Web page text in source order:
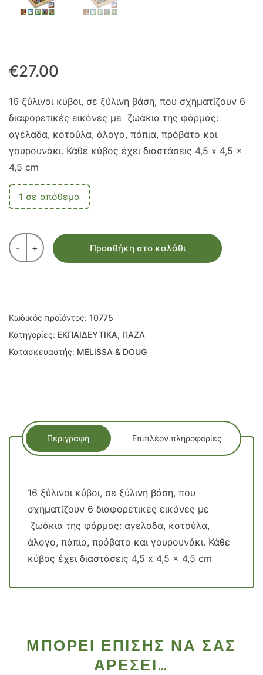
€27.00
16 ξύλινοι κύβοι, σε ξύλινη βάση, που σχηματίζουν 6
διαφορετικές εικόνες με ζωάκια της φάρμας:
αγελαδα, κοτούλα, άλογο, πάπια, πρόβατο και
γουρουνάκι. Κάθε κύβος έχει διαστάσεις 4,5 x 4,5 x
4,5 cm
1 σε απόθεμα
- + Προσθήκη στο καλάθι
Κωδικός προϊόντος: 10775
Κατηγορίες: ΕΚΠΑΙΔΕΥΤΙΚΑ, ΠΑΖΛ
Κατασκευαστής: MELISSA & DOUG
Περιγραφή Επιπλέον πληροφορίες
16 ξύλινοι κύβοι, σε ξύλινη βάση, που
σχηματίζουν 6 διαφορετικές εικόνες με
ζωάκια της φάρμας: αγελαδα, κοτούλα,
άλογο, πάπια, πρόβατο και γουρουνάκι. Κάθε
κύβος έχει διαστάσεις 4,5 x 4,5 x 4,5 cm
ΜΠΟΡΕΊ ΕΠΊΣΗΣ ΝΑ ΣΑΣ
ΑΡΈΣΕΙ…